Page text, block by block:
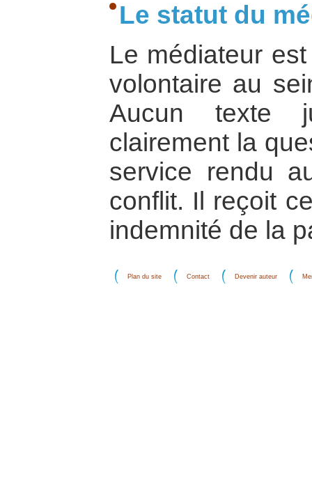
Le statut du
Le médiateur
volontaire au
Aucun texte
clairement la
service rendu
conflit. Il reçoit
indemnité de la
Plan du site Contact Devenir auteur